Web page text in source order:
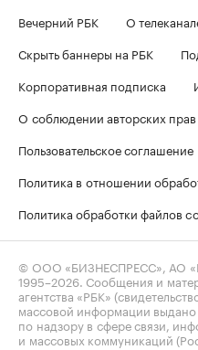
Вечерний РБК
О
Скрыть баннеры на РБК
Корпоративная подписка
О соблюдении авторских прав
Пользовательское соглашение
Политика в отношении
Политика обработки файлов
© ООО «БИЗНЕСПРЕСС», АО
1995–2026. Сообщения и
агентства «РБК»
массовой информации
по надзору в сфере связи,
и массовых коммуникаций